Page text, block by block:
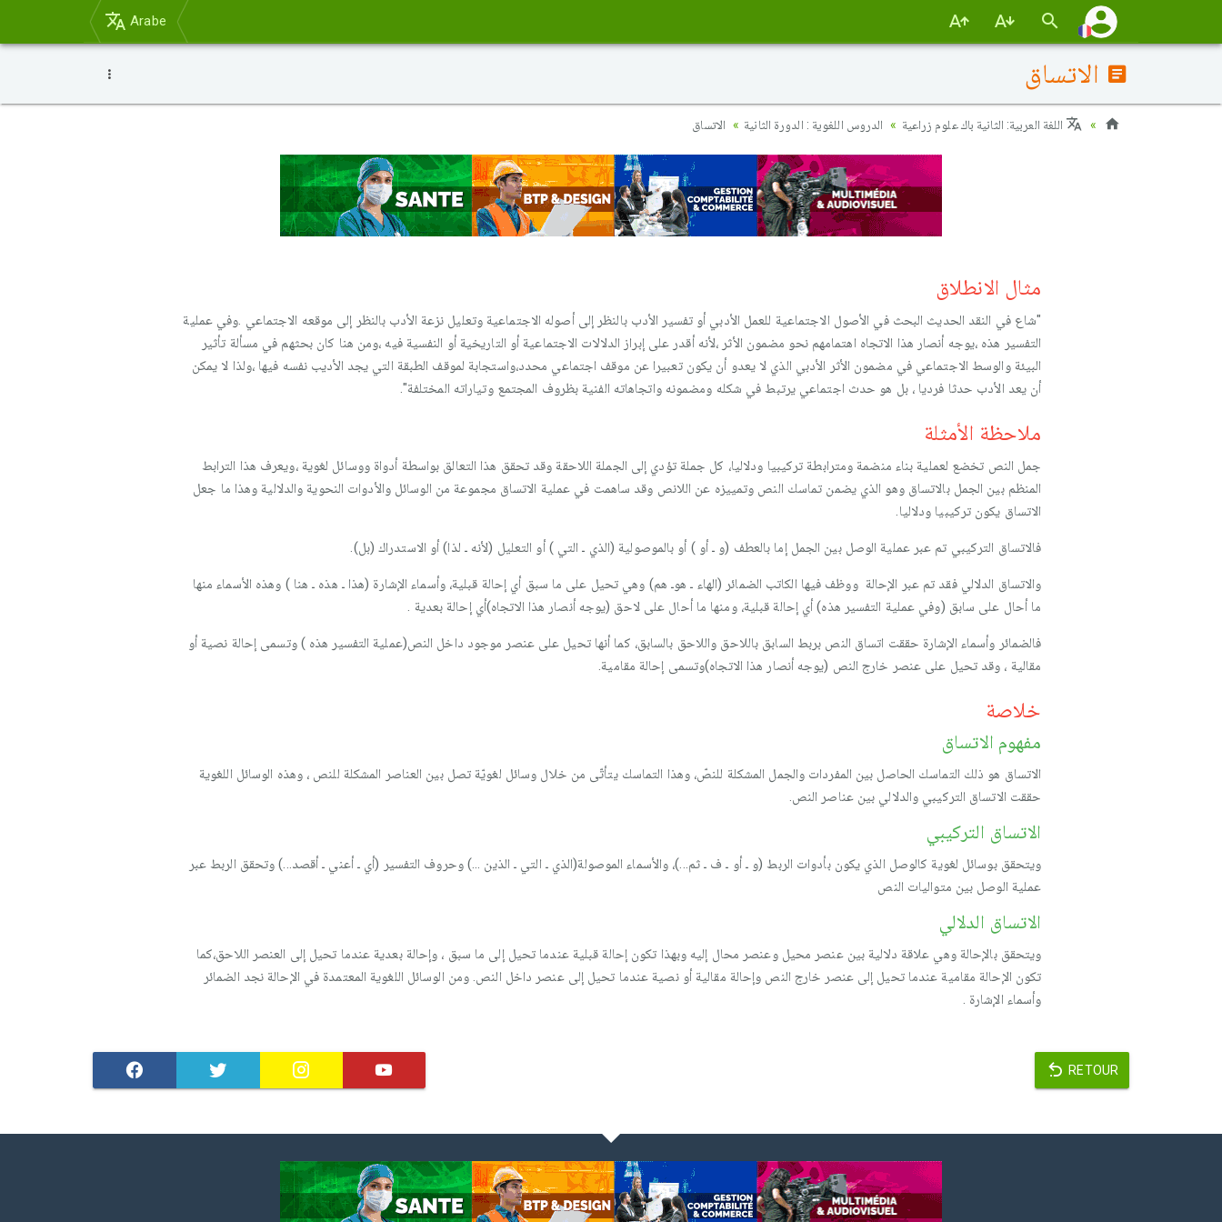
Arabe
الاتساق
اللغة العربية: الثانية باك علوم زراعية الدروس اللغوية : الدورة الثانية الاتساق
مثال الانطلاق
"شاع في النقد الحديث البحث في الأصول الاجتماعية للعمل الأدبي أو تفسير الأدب بالنظر إلى أصوله الاجتماعية وتعليل نزعة الأدب بالنظر إلى موقعه الاجتماعي .وفي عملية
التفسير هذه ،يوجه أنصار هذا الاتجاه اهتمامهم نحو مضمون الأثر ،لأنه أقدر على إبراز الدلالات الاجتماعية أو التاريخية أو النفسية فيه ،ومن هنا كان بحثهم في مسألة تأثير
البيئة والوسط الاجتماعي في مضمون الأثر الأدبي الذي لا يعدو أن يكون تعبيرا عن موقف اجتماعي محدد،واستجابة لموقف الطبقة التي يجد الأديب نفسه فيها ،ولذا لا يمكن
أن يعد الأدب حدثا فرديا ، بل هو حدث اجتماعي يرتبط في شكله ومضمونه واتجاهاته الفنية بظروف المجتمع وتياراته المختلفة".
ملاحظة الأمثلة
جمل النص تخضع لعملية بناء منضمة ومترابطة تركيبيا ودلاليا، كل جملة تؤدي إلى الجملة اللاحقة وقد تحقق هذا التعالق بواسطة أدواة ووسائل لغوية ،ويعرف هذا الترابط
المنظم بين الجمل بالاتساق وهو الذي يضمن تماسك النص وتمييزه عن اللانص وقد ساهمت في عملية الاتساق مجموعة من الوسائل والأدوات النحوية والدلالية وهذا ما جعل
الاتساق يكون تركيبيا ودلاليا.
فالاتساق التركيبي تم عبر عملية الوصل بين الجمل إما بالعطف (و ـ أو ) أو بالموصولية (الذي ـ التي ) أو التعليل (لأنه ـ لذا) أو الاستدراك (بل).
والاتساق الدلالي فقد تم عبر الإحالة ووظف فيها الكاتب الضمائر (الهاء ـ هوـ هم) وهي تحيل على ما سبق أي إحالة قبلية، وأسماء الإشارة (هذا ـ هذه ـ هنا ) وهذه الأسماء منها
ما أحال على سابق (وفي عملية التفسير هذه) أي إحالة قبلية، ومنها ما أحال على لاحق (يوجه أنصار هذا الاتجاه)أي إحالة بعدية .
فالضمائر وأسماء الإشارة حققت اتساق النص بربط السابق باللاحق واللاحق بالسابق، كما أنها تحيل على عنصر موجود داخل النص(عملية التفسير هذه ) وتسمى إحالة نصية أو
مقالية ، وقد تحيل على عنصر خارج النص (يوجه أنصار هذا الاتجاه)وتسمى إحالة مقامية.
خلاصة
مفهوم الاتساق
الاتساق هو ذلك التماسك الحاصل بين المفردات والجمل المشكلة للنصّ، وهذا التماسك يتأتّى من خلال وسائل لغويّة تصل بين العناصر المشكلة للنص ، وهذه الوسائل اللغوية
حققت الاتساق التركيبي والدلالي بين عناصر النص.
الاتساق التركيبي
ويتحقق بوسائل لغوية كالوصل الذي يكون بأدوات الربط (و ـ أو ـ ف ـ ثم...)، والأسماء الموصولة(الذي ـ التي ـ الذين ...) وحروف التفسير (أي ـ أعني ـ أقصد...) وتحقق الربط عبر
عملية الوصل بين متواليات النص
الاتساق الدلالي
ويتحقق بالإحالة وهي علاقة دلالية بين عنصر محيل وعنصر محال إليه وبهذا تكون إحالة قبلية عندما تحيل إلى ما سبق ، وإحالة بعدية عندما تحيل إلى العنصر اللاحق،كما
تكون الإحالة مقامية عندما تحيل إلى عنصر خارج النص وإحالة مقالية أو نصية عندما تحيل إلى عنصر داخل النص. ومن الوسائل اللغوية المعتمدة في الإحالة نجد الضمائر
وأسماء الإشارة .
RETOUR